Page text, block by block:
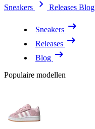
Sneakers
Releases Blog
Sneakers
Releases
Blog
Populaire modellen